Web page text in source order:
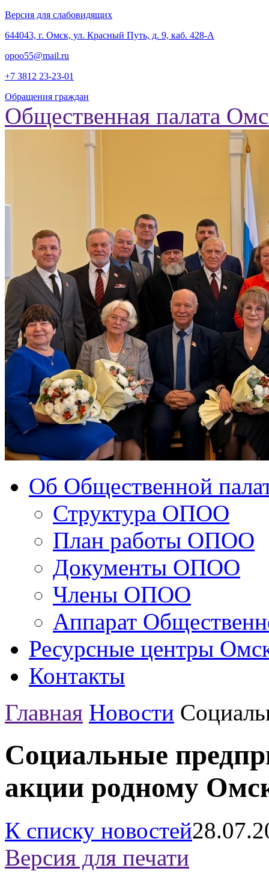
Версия для слабовидящих
‎644043, г. Омск, ул. Красный Путь, д. 9, каб. 428-А
opoo55@mail.ru
+7 3812 23-23-01
Обращения граждан
Общественная палата
Об Общественной
Структура ОПОО
План работы ОПОО
Документы ОПОО
Члены ОПОО
Аппарат
Ресурсные центры
Контакты
Главная Новости
Социальные
акции родному
К списку новостей
Версия для печати